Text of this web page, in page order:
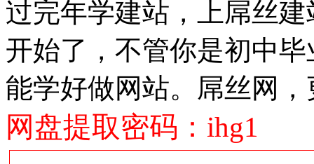
过完年学建站，上屌丝
开始了，不管你是初中
能学好做网站。屌丝网
网盘提取密码：ihg1